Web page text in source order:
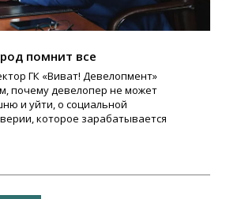
помнит все
ГК «Виват! Девелопмент»
почему девелопер не может
и уйти, о социальной
которое зарабатывается